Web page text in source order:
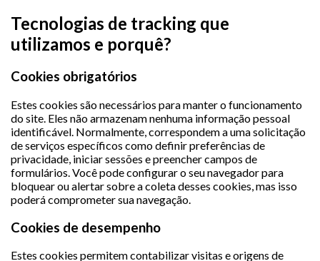
Tecnologias de tracking que
utilizamos e porquê?
Cookies obrigatórios
Estes cookies são necessários para manter o funcionamento
do site. Eles não armazenam nenhuma informação pessoal
identificável. Normalmente, correspondem a uma solicitação
de serviços específicos como definir preferências de
privacidade, iniciar sessões e preencher campos de
formulários. Você pode configurar o seu navegador para
bloquear ou alertar sobre a coleta desses cookies, mas isso
poderá comprometer sua navegação.
Cookies de desempenho
Estes cookies permitem contabilizar visitas e origens de